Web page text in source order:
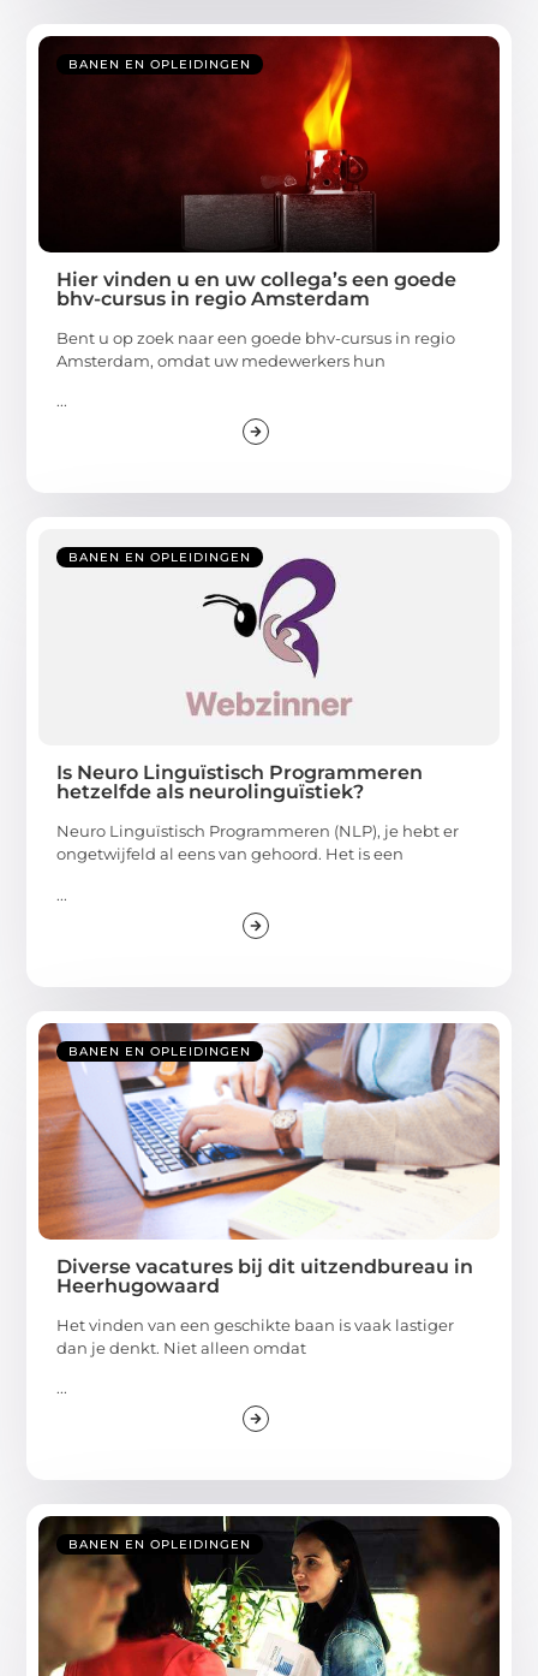
BANEN EN OPLEIDINGEN
Hier vinden u en uw collega’s een goede
bhv-cursus in regio Amsterdam
Bent u op zoek naar een goede bhv-cursus in regio
Amsterdam, omdat uw medewerkers hun
...
BANEN EN OPLEIDINGEN
Is Neuro Linguïstisch Programmeren
hetzelfde als neurolinguïstiek?
Neuro Linguïstisch Programmeren (NLP), je hebt er
ongetwijfeld al eens van gehoord. Het is een
...
BANEN EN OPLEIDINGEN
Diverse vacatures bij dit uitzendbureau in
Heerhugowaard
Het vinden van een geschikte baan is vaak lastiger
dan je denkt. Niet alleen omdat
...
BANEN EN OPLEIDINGEN